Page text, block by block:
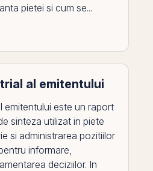
pietei si cum se...
al emitentului
emitentului este un raport
sinteza utilizat in piete
si administrarea pozitiilor
informare,
deciziilor. In